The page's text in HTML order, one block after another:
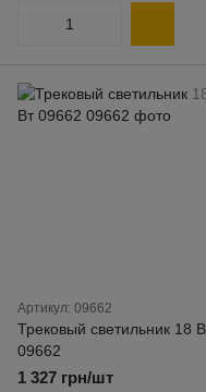
Артикул: 09662
Трековый светильник 18
09662
1 327 грн/шт